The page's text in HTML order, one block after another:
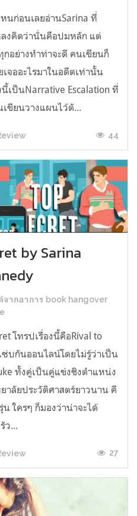
นก่อนเลยอ่านSarina ที่
งคิดว่านั่นคือปมหลัก แต่
อย่างทำท่าจะดี คนเขียนก็
จออะไรมาในอดีตเท่านั้น
เป็นNarrative Escalation ที่
ขียนวางแผนไว้ตั...
44
by Sarina
จากอาการ book hangover
โทรปเรื่องนี้คือRival to
บกันออนไลน์โดยไม่รู้ว่าเป็น
ทั้งคู่เป็นคู่แข่งชิงตำแหน่ง
ลัยประวัติศาสตร์ยาวนาน คี
ใครๆ ก็มองว่าน่าจะได้
ว...
27